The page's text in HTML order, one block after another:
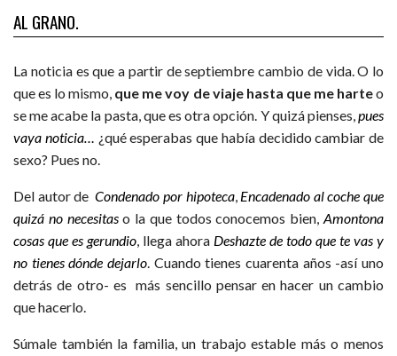
AL GRANO.
La noticia es que a partir de septiembre cambio de vida. O lo
que es lo mismo, que me voy de viaje hasta que me harteo
se me acabe la pasta, que es otra opción. Y quizá pienses,pues
vaya noticia… ¿qué esperabas que había decidido cambiar de
sexo? Pues no.
Del autor deCondenado por hipoteca, Encadenado al coche que
quizá no necesitaso la que todos conocemos bien,Amontona
cosas que es gerundio, llega ahora Deshazte de todo que te vas y
no tienes dónde dejarlo. Cuando tienes cuarenta años -así uno
detrás de otro- es más sencillo pensar en hacer un cambio
que hacerlo.
Súmale también la familia, un trabajo estable más o menos